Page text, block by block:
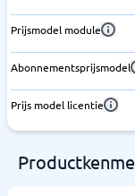
Prijsmodel module
Abonnementsprijsmodel
Prijs model licentie